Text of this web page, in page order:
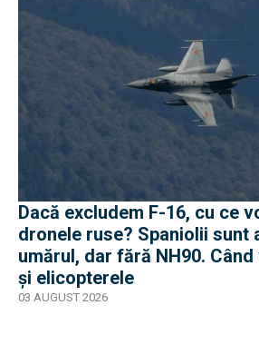
Dacă excludem F-16, cu ce
dronele ruse? Spaniolii sunt
umărul, dar fără NH90.
și elicopterele
03 AUGUST 2026